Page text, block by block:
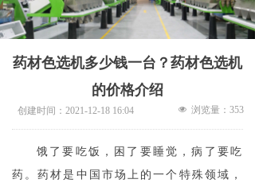
创建时间： 2021-12-18 16:04
药材色选机多少钱一台？药材色选机
的价格介绍
넶 浏览量： 353
饿了要吃饭，困了要睡觉，病了要吃
药。药材是中国市场上的一个特殊领域，